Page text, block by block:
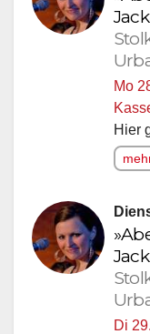
Mo
Hier
Di